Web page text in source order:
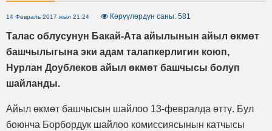
14 Февраль 2017 жыл 21:24 Көрүүлөрдүн саны: 581
Талас облусунун Бакай-Ата айылынын айыл өкмөт
башчылыгына эки адам талапкерлигин коюп,
Нурлан Доублеков айыл өкмөт башчысы болуп
шайланды.
Айыл өкмөт башчысын шайлоо 13-февралда өттү. Бул
боюнча Борбордук шайлоо комиссиясынын катчысы